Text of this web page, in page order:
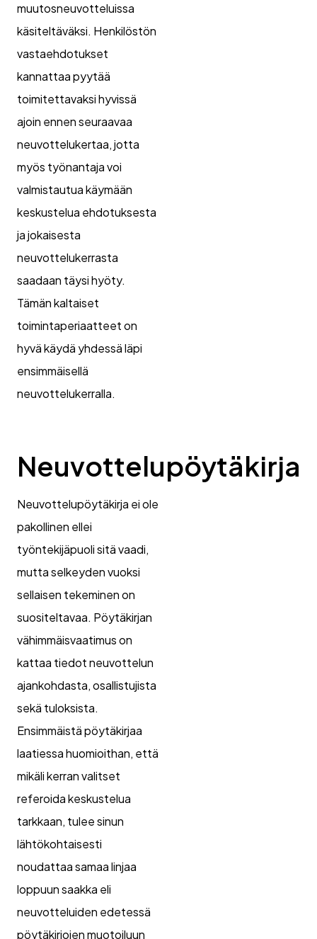
muutosneuvotteluissa
käsiteltäväksi. Henkilöstön
vastaehdotukset
kannattaa pyytää
toimitettavaksi hyvissä
ajoin ennen seuraavaa
neuvottelukertaa, jotta
myös työnantaja voi
valmistautua käymään
keskustelua ehdotuksesta
ja jokaisesta
neuvottelukerrasta
saadaan täysi hyöty.
Tämän kaltaiset
toimintaperiaatteet on
hyvä käydä yhdessä läpi
ensimmäisellä
neuvottelukerralla.
Neuvottelupöytäkirja
Neuvottelupöytäkirja ei ole
pakollinen ellei
työntekijäpuoli sitä vaadi,
mutta selkeyden vuoksi
sellaisen tekeminen on
suositeltavaa. Pöytäkirjan
vähimmäisvaatimus on
kattaa tiedot neuvottelun
ajankohdasta, osallistujista
sekä tuloksista.
Ensimmäistä pöytäkirjaa
laatiessa huomioithan, että
mikäli kerran valitset
referoida keskustelua
tarkkaan, tulee sinun
lähtökohtaisesti
noudattaa samaa linjaa
loppuun saakka eli
neuvotteluiden edetessä
pöytäkirjojen muotoiluun